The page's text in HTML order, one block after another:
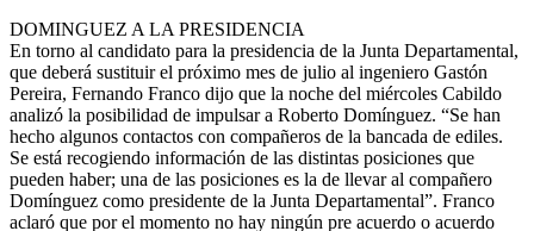
DOMINGUEZ A LA PRESIDENCIA
En torno al candidato para la presidencia de la Junta Departamental,
que deberá sustituir el próximo mes de julio al ingeniero Gastón
Pereira, Fernando Franco dijo que la noche del miércoles Cabildo
analizó la posibilidad de impulsar a Roberto Domínguez. “Se han
hecho algunos contactos con compañeros de la bancada de ediles.
Se está recogiendo información de las distintas posiciones que
pueden haber; una de las posiciones es la de llevar al compañero
Domínguez como presidente de la Junta Departamental”. Franco
aclaró que por el momento no hay ningún pre acuerdo o acuerdo